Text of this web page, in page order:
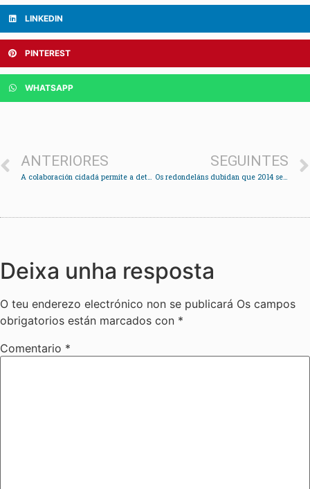
LINKEDIN
PINTEREST
WHATSAPP
ANTERIORES
A colaboración cidadá permite a detención dun veciño de Vigo logo de asaltar varios locais
SEGUINTES
Os redondeláns dubidan que 2014 sexa o ano da recuperación económica e do emprego
Deixa unha resposta
O teu enderezo electrónico non se publicará Os campos
obrigatorios están marcados con *
Comentario *